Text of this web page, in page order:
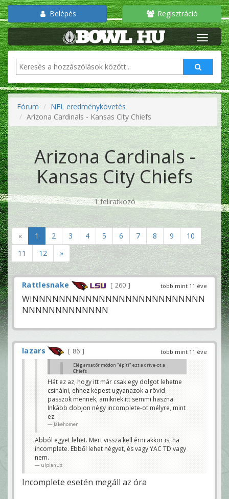
Belépés Regisztráció
Fórum
NFL eredménykövetés
Arizona Cardinals - Kansas City Chiefs
Arizona Cardinals -
Kansas City Chiefs
1 feliratkozó
« 1 2 3 4 5 6 7 8 9
10
11
12 »
több mint 11 éve
Rattlesnake 260
WINNNNNNNNNNNNNNNNNNNNNNNNNN
NNNNNNNNNNNNN
több mint 11 éve
lazars 86
Elég amatőr módon "építi" ezt a drive-ot a
Chiefs
Itt már sok jó terv nincs. El kell dönteni melyik lesz
a Hail Mary dobni
ulpianus
Hát ez az, hogy itt már csak egy dolgot lehetne
csinálni, ehhez képest ugyanazok a rövid
passzok mennek, amiknek itt semmi haszna.
Inkább dobjon négy incomplete-ot mélyre, mint
ez
Jakehomer
Abból egyet lehet. Mert vissza kell érni akkor is, ha
incomplete. Ebből lehet négyet, és vagy YAC TD vagy
nem.
ulpianus
Incomplete esetén megáll az óra